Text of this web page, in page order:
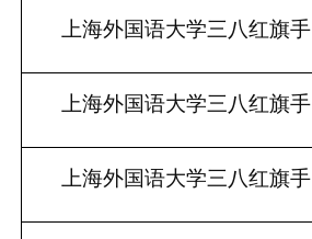
上海外国语大学三八红旗手
上海外国语大学三八红旗手
上海外国语大学三八红旗手